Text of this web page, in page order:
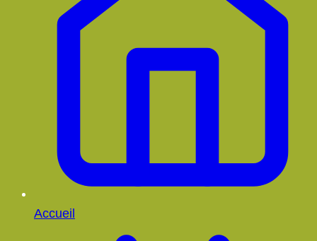
Accueil